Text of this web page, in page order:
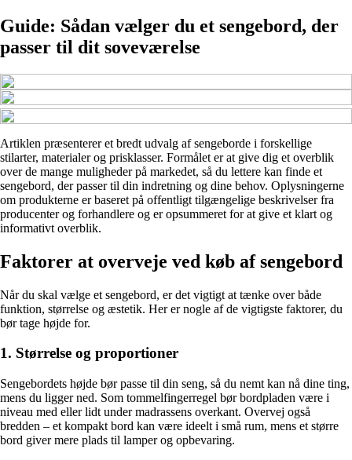
Guide: Sådan vælger du et sengebord, der
passer til dit soveværelse
Artiklen præsenterer et bredt udvalg af sengeborde i forskellige
stilarter, materialer og prisklasser. Formålet er at give dig et overblik
over de mange muligheder på markedet, så du lettere kan finde et
sengebord, der passer til din indretning og dine behov. Oplysningerne
om produkterne er baseret på offentligt tilgængelige beskrivelser fra
producenter og forhandlere og er opsummeret for at give et klart og
informativt overblik.
Faktorer at overveje ved køb af sengebord
Når du skal vælge et sengebord, er det vigtigt at tænke over både
funktion, størrelse og æstetik. Her er nogle af de vigtigste faktorer, du
bør tage højde for.
1. Størrelse og proportioner
Sengebordets højde bør passe til din seng, så du nemt kan nå dine ting,
mens du ligger ned. Som tommelfingerregel bør bordpladen være i
niveau med eller lidt under madrassens overkant. Overvej også
bredden – et kompakt bord kan være ideelt i små rum, mens et større
bord giver mere plads til lamper og opbevaring.